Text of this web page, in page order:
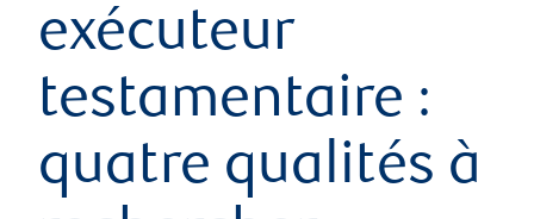
exécuteur
testamentaire :
quatre qualités à